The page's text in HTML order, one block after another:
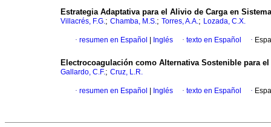
Estrategia Adaptativa para el Alivio de Carga en
Villacrés, F.G.; Chamba, M.S.; Torres, A.A.; Lozada, C.X.
· resumen en Español Inglés · texto en Español ·
Electrocoagulación como Alternativa Sostenible para
Gallardo, C.F.; Cruz, L.R.
· resumen en Español Inglés · texto en Español ·